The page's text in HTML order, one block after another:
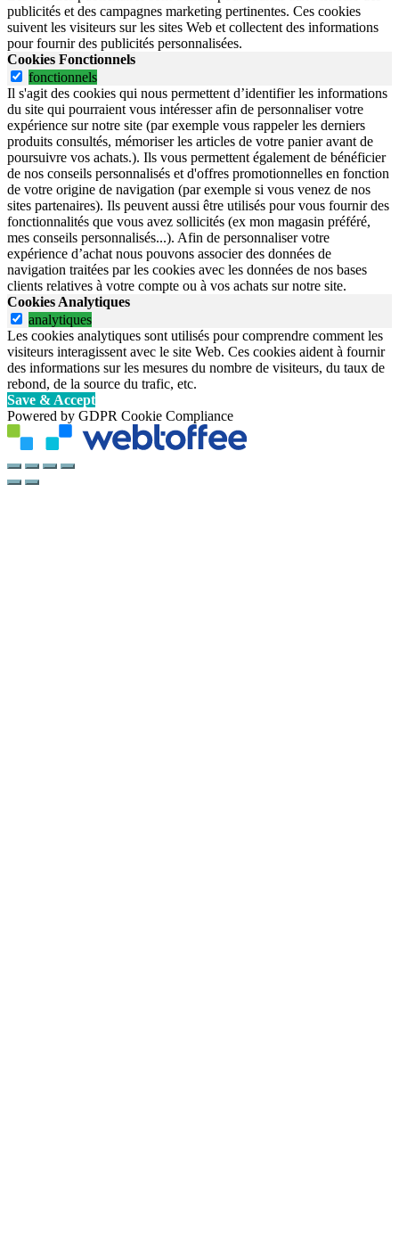
publicités et des campagnes marketing pertinentes. Ces cookies
suivent les visiteurs sur les sites Web et collectent des informations
pour fournir des publicités personnalisées.
Cookies Fonctionnels
fonctionnels
Il s'agit des cookies qui nous permettent d’identifier les informations
du site qui pourraient vous intéresser afin de personnaliser votre
expérience sur notre site (par exemple vous rappeler les derniers
produits consultés, mémoriser les articles de votre panier avant de
poursuivre vos achats.). Ils vous permettent également de bénéficier
de nos conseils personnalisés et d'offres promotionnelles en fonction
de votre origine de navigation (par exemple si vous venez de nos
sites partenaires). Ils peuvent aussi être utilisés pour vous fournir des
fonctionnalités que vous avez sollicités (ex mon magasin préféré,
mes conseils personnalisés...). Afin de personnaliser votre
expérience d’achat nous pouvons associer des données de
navigation traitées par les cookies avec les données de nos bases
clients relatives à votre compte ou à vos achats sur notre site.
Cookies Analytiques
analytiques
Les cookies analytiques sont utilisés pour comprendre comment les
visiteurs interagissent avec le site Web. Ces cookies aident à fournir
des informations sur les mesures du nombre de visiteurs, du taux de
rebond, de la source du trafic, etc.
Save & Accept
Powered by GDPR Cookie Compliance